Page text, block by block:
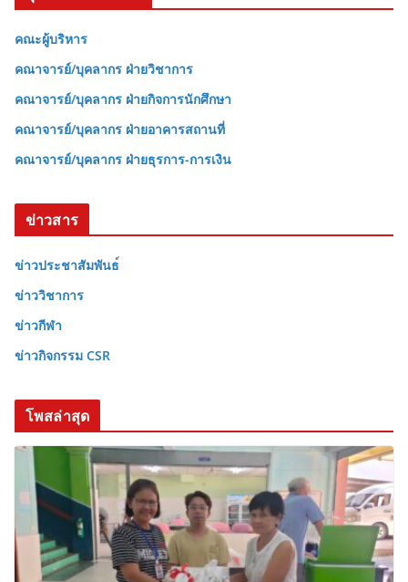
คณะผู้บริหาร
คณาจารย์/บุคลากร ฝ่ายวิชาการ
คณาจารย์/บุคลากร ฝ่ายกิจการนักศึกษา
คณาจารย์/บุคลากร ฝ่ายอาคารสถานที่
คณาจารย์/บุคลากร ฝ่ายธุรการ-การเงิน
ข่าวสาร
ข่าวประชาสัมพันธ
ข่าววิชาการ
ข่าวกีฬา
ข่าวกิจกรรม CSR
โพสล่าสุด